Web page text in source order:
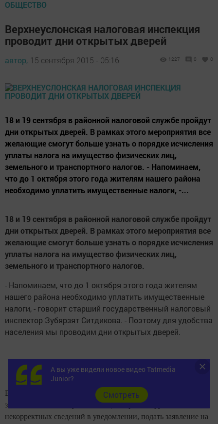
ОБЩЕСТВО
Верхнеуслонская налоговая инспекция
проводит дни открытых дверей
автор, 15 сентября 2015 - 05:16 1227 0 0
18 и 19 сентября в районной налоговой службе пройдут
дни открытых дверей. В рамках этого мероприятия все
желающие смогут больше узнать о порядке исчисления
уплаты налога на имущество физических лиц,
земельного и транспортного налогов. - Напоминаем,
что до 1 октября этого года жителям нашего района
необходимо уплатить имущественные налоги, -...
18 и 19 сентября в районной налоговой службе пройдут
дни открытых дверей. В рамках этого мероприятия все
желающие смогут больше узнать о порядке исчисления
уплаты налога на имущество физических лиц,
земельного и транспортного налогов.
- Напоминаем, что до 1 октября этого года жителям
нашего района необходимо уплатить имущественные
налоги, - говорит старший государственный налоговый
инспектор Зубярзят Ситдикова. - Поэтому для удобства
населения мы проводим дни открытых дверей.
В эти дни все желающие смогут прямо на месте подать
заявление в налоговую инспекцию при обнаружении
некорректных сведений в уведомлении, подать заявление на
А вы уже видели новое видео Tatmedia
Junior?
Cмотреть